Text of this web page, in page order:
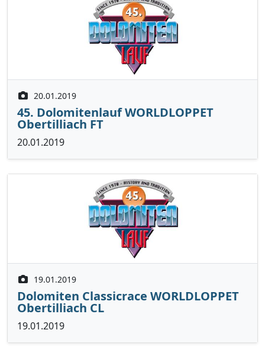
20.01.2019
45. Dolomitenlauf WORLDLOPPET
Obertilliach FT
20.01.2019
19.01.2019
Dolomiten Classicrace WORLDLOPPET
Obertilliach CL
19.01.2019